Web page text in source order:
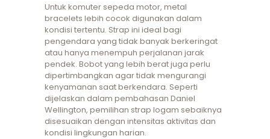
Untuk komuter sepeda motor, metal
bracelets lebih cocok digunakan dalam
kondisi tertentu. Strap ini ideal bagi
pengendara yang tidak banyak berkeringat
atau hanya menempuh perjalanan jarak
pendek. Bobot yang lebih berat juga perlu
dipertimbangkan agar tidak mengurangi
kenyamanan saat berkendara. Seperti
dijelaskan dalam pembahasan Daniel
Wellington, pemilihan strap logam sebaiknya
disesuaikan dengan intensitas aktivitas dan
kondisi lingkungan harian.